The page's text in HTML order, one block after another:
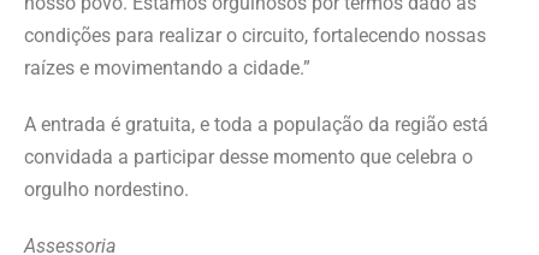
condições para realizar o circuito, fortalecendo nossas
raízes e movimentando a cidade.”
A entrada é gratuita, e toda a população da região está
convidada a participar desse momento que celebra o
orgulho nordestino.
Assessoria